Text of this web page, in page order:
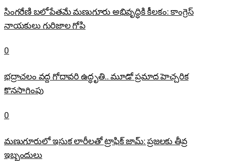
సింగరేణి బలోపేతమే మణుగూరు అభివృద్ధికి కీలకం: కాంగ్రెస్
నాయకులు గురిజాల గోపి
0
భద్రాచలం వద్ద గోదావరి ఉద్ధృతి.. మూడో ప్రమాద హెచ్చరిక
కొనసాగింపు
0
మణుగూరులో ఇసుక లారీలతో ట్రాఫిక్ జామ్: ప్రజలకు తీవ్ర
ఇబ్బందులు